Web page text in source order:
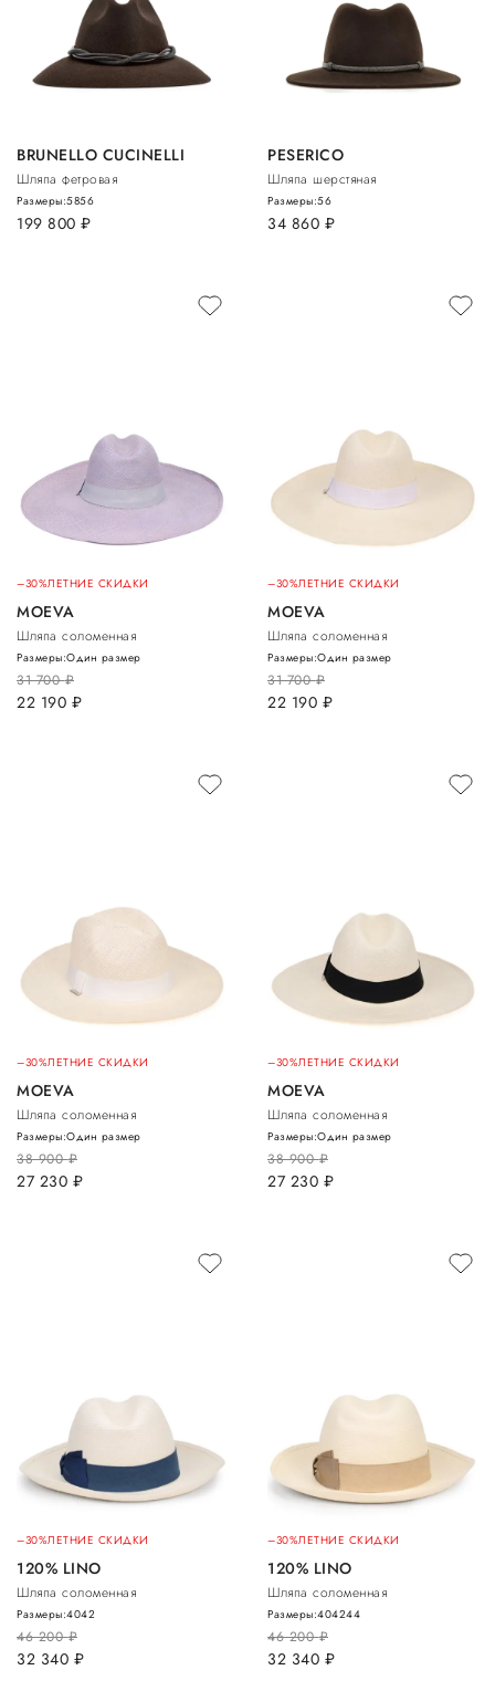
BRUNELLO CUCINELLI
Шляпа фетровая
199 800 руб.
Размеры:5856
PESERICO
Шляпа шерстяная
34 860 руб.
Размеры:56
–30%ЛЕТНИЕ СКИДКИ
MOEVA
Шляпа соломенная
31 700руб.
22 190 руб.
Размеры:Один размер
–30%ЛЕТНИЕ СКИДКИ
MOEVA
Шляпа соломенная
31 700руб.
22 190 руб.
Размеры:Один размер
–30%ЛЕТНИЕ СКИДКИ
MOEVA
Шляпа соломенная
38 900руб.
27 230 руб.
Размеры:Один размер
–30%ЛЕТНИЕ СКИДКИ
MOEVA
Шляпа соломенная
38 900руб.
27 230 руб.
Размеры:Один размер
–30%ЛЕТНИЕ СКИДКИ
120% LINO
Шляпа соломенная
46 200руб.
32 340 руб.
Размеры:4042
–30%ЛЕТНИЕ СКИДКИ
120% LINO
Шляпа соломенная
46 200руб.
32 340 руб.
Размеры:404244